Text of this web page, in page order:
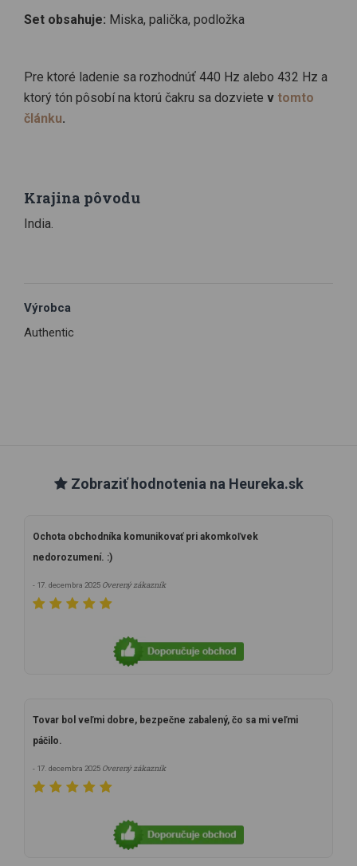
Set obsahuje: Miska, palička, podložka
Pre ktoré ladenie sa rozhodnúť 440 Hz alebo 432 Hz a
ktorý tón pôsobí na ktorú čakru sa dozviete v tomto
článku.
Krajina pôvodu
India.
Výrobca
Authentic
Zobraziť hodnotenia na Heureka.sk
Ochota obchodníka komunikovať pri akomkoľvek
nedorozumení. :)
- 17. decembra 2025 Overený zákazník
Tovar bol veľmi dobre, bezpečne zabalený, čo sa mi veľmi
páčilo.
- 17. decembra 2025 Overený zákazník